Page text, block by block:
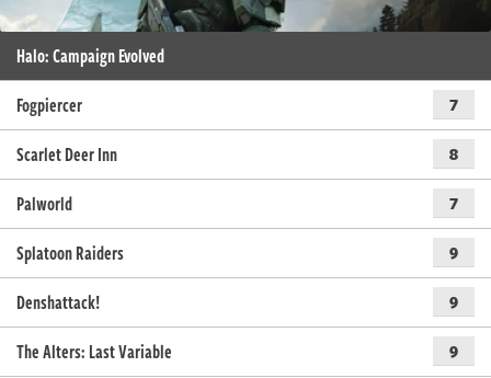
Halo: Campaign Evolved
Fogpiercer
7
Scarlet Deer Inn 8
Palworld 7
Splatoon Raiders 9
Denshattack! 9
The Alters: Last Variable 9